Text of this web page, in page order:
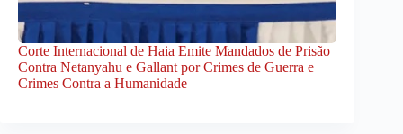
Corte Internacional de Haia Emite Mandados de Prisão
Contra Netanyahu e Gallant por Crimes de Guerra e
Crimes Contra a Humanidade